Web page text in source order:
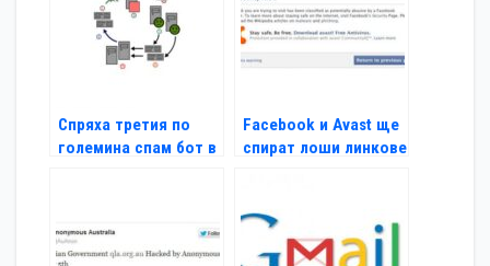
Спряха третия по
големина спам бот в
Facebook и Avast ще
спират лоши линкове